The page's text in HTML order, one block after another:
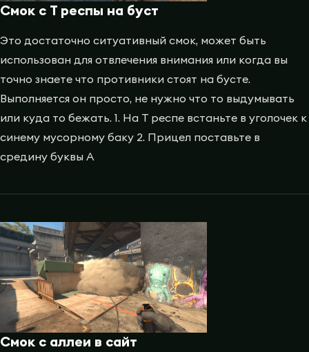
Смок с T респы на буст
Это достаточно ситуативный смок, может быть
использован для отвлечения внимания или когда вы
точно знаете что противники стоят на бусте.
Выполняется он просто, не нужно что то выдумывать
или куда то бежать. 1. На T респе встаньте в уголочек к
синему мусорному баку 2. Прицел поставьте в
средину буквы A
Смок с аллеи в сайт